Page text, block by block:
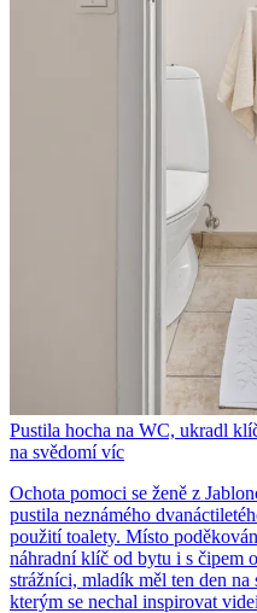
Pustila hocha na WC, ukradl
na svědomí víc
Ochota pomoci se ženě z
pustila neznámého
použití toalety. Místo
náhradní klíč od bytu i s čipem
strážníci, mladík měl ten den
kterým se nechal inspirovat